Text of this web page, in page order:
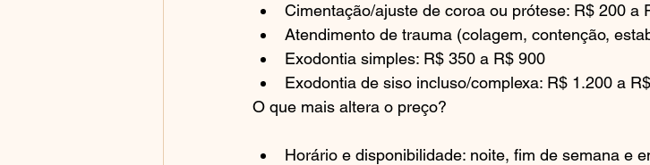
Cimentação/ajuste de coroa ou prótese: R$ 200 a
Atendimento de trauma (colagem, contenção,
Exodontia simples: R$ 350 a R$ 900
Exodontia de siso incluso/complexa: R$ 1.200 a
O que mais altera o preço?
Horário e disponibilidade: noite, fim de semana e